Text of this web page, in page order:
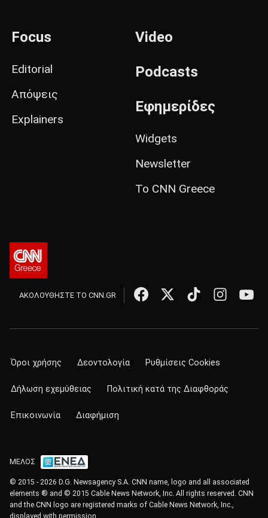
Focus
Editorial
Απόψεις
Explainers
Video
Podcasts
Εφημερίδες
Widgets
Newsletter
Το CNN Greece
ΑΚΟΛΟΥΘΗΣΤΕ ΤΟ CNN.GR
Όροι χρήσης Δεοντολογία Ρυθμίσεις Cookies
Δήλωση εχεμύθειας Πολιτική κατά της Διαφθοράς
Επικοινωνία Διαφήμιση
ΜΕΛΟΣ
© 2015 - 2026 D.G. Newsagency S.A. CNN name, logo and all associated
elements ® and © 2015 Cable News Network, Inc. All rights reserved. CNN
and the CNN logo are registered marks of Cable News Network, Inc.,